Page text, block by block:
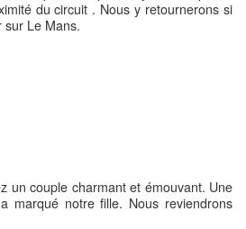
du circuit . Nous y retournerons si
sur Le Mans.
un couple charmant et émouvant. Une
marqué notre fille. Nous reviendrons